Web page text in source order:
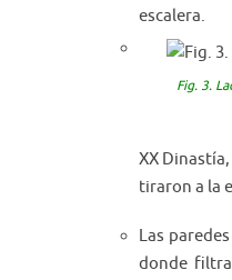
escalera.
Fig. 3.
XX
tiraron a la
Las
donde